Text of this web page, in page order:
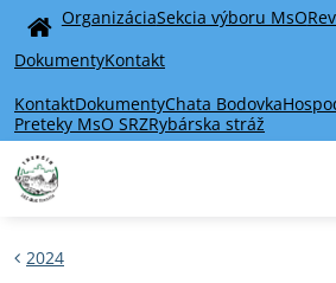
Home
OrganizáciaSekcia výboru MsO
DokumentyKontakt
KontaktDokumentyChata Bodovka
Preteky MsO SRZRybárska stráž
2024